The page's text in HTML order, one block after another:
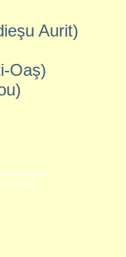
Aurit)
Oaş)